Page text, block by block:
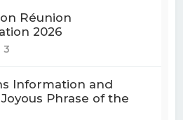
Réunion
2026
3
Information and
Phrase of the